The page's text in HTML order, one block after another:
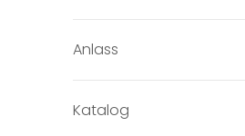
Anlass
Katalog